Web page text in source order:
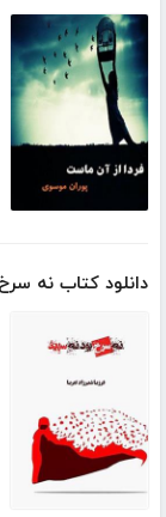
دانلود کتاب نه